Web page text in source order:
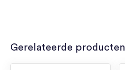
Gerelateerde producten